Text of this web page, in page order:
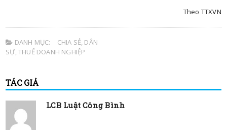
Theo TTXVN
DANH MỤC: CHIA SẺ, DÂN
SỰ,THUẾ DOANH NGHIỆP
TÁC GIẢ
LCB Luật Công Bình